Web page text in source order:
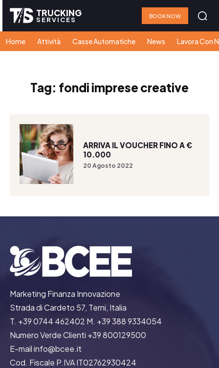
TRUCKING
SERVICES BOOK NOW
Home Attività Casse Automatiche News Lavora Con
Tag: fondi imprese creative
ARRIVA IL VOUCHER FINO A €
10.000
20 Agosto 2022
Marketing Finanza Innovazione
Strada di Cardeto 57, Terni, Italia
T. +39 0744 462402 M. +39 388 9334054
Numero Verde Clienti +39 800129500
E-mail info@bcee.it
Cod. Fiscale P.IVA IT02762930424